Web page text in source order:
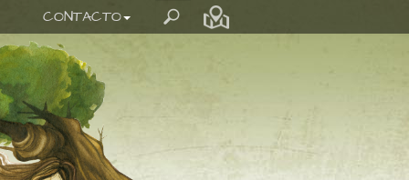
CONTACTO